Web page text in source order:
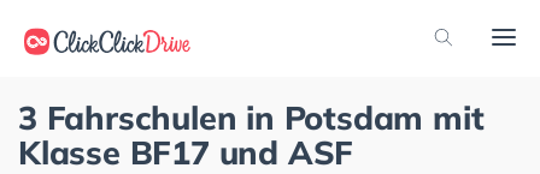
3 Fahrschulen in Potsdam mit
Klasse BF17 und ASF